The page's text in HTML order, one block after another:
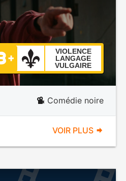
VIOLENCE
LANGAGE
VULGAIRE
Comédie noire
VOIR PLUS